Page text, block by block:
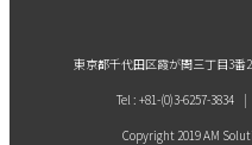
東京都千代田区霞が関三丁目3番
Tel : +81-(0)3-6257-
Copyright 2019 AM